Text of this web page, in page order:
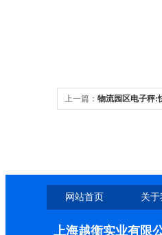
上一篇： 物流园区电子秤:
网站首页 关
上海越衡实业有限